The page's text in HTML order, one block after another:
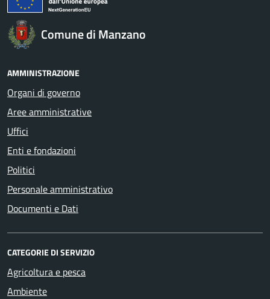
Comune di Manzano
AMMINISTRAZIONE
Organi di governo
Aree amministrative
Uffici
Enti e fondazioni
Politici
Personale amministrativo
Documenti e Dati
CATEGORIE DI SERVIZIO
Agricoltura e pesca
Ambiente